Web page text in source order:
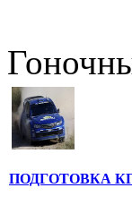
ПОДГОТОВКА